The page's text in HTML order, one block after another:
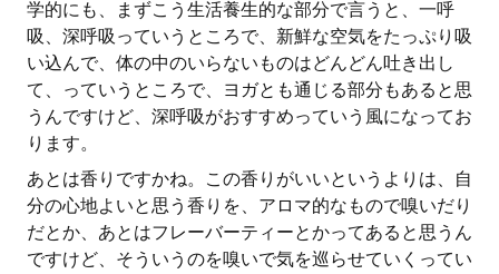
学的にも、まずこう生活養生的な部分で言うと、一呼
吸、深呼吸っていうところで、新鮮な空気をたっぷり吸
い込んで、体の中のいらないものはどんどん吐き出し
て、っていうところで、ヨガとも通じる部分もあると思
うんですけど、深呼吸がおすすめっていう風になってお
ります。
あとは香りですかね。この香りがいいというよりは、自
分の心地よいと思う香りを、アロマ的なもので嗅いだり
だとか、あとはフレーバーティーとかってあると思うん
ですけど、そういうのを嗅いで気を巡らせていくってい